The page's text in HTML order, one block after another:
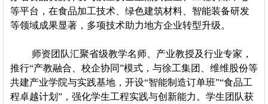
等平台，在食品加工技术、绿色建筑材料、智能装备研发
等领域成果显著，多项技术助力地方企业转型升级。
师资团队汇聚省级教学名师、产业教授及行业专家，
推行“产教融合、校企协同”模式，与徐工集团、维维股份等
共建产业学院与实践基地，开设“智能制造订单班”“食品工
程卓越计划”，强化学生工程实践与创新能力。学生团队获